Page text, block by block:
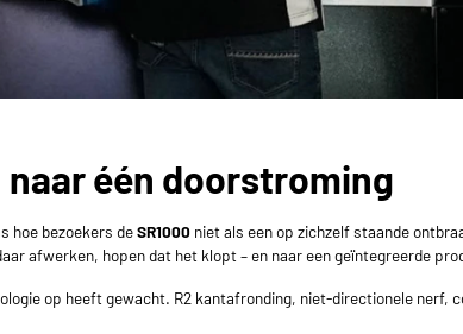
één doorstroming
hoe bezoekers deSR1000 niet als een op zichzelf staande
afwerken, hopen dat het klopt – en naar een geïntegreerde
op heeft gewacht. R2 kantafronding, niet-directionele